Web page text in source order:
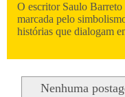
O escritor Saulo
marcada pelo
histórias que dialogam
Nenhuma